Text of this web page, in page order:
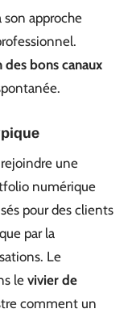
son approche
des bons canaux
une
numérique
pour des clients
par la
Le
le vivier de
comment un